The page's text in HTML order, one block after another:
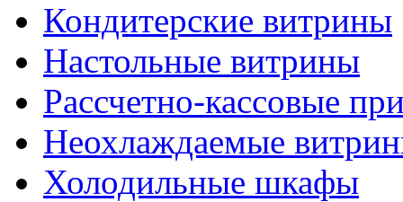
Кондитерские витрины
Настольные витрины
Рассчетно-кассовые
Неохлаждаемые
Холодильные шкафы